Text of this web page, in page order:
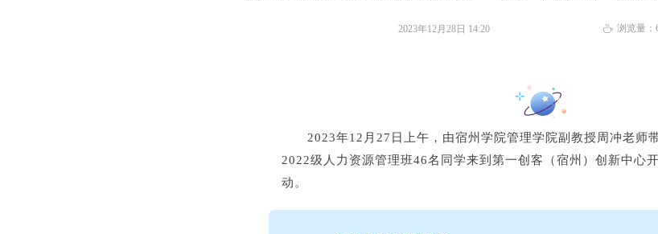
2023年12月27日上午，由宿州学院管理学院副教授周冲老师
2022级人力资源管理班46名同学来到 第一创客（宿州）创新中心
动。
2023年12月28日 14:20 ꄘ 浏览量：